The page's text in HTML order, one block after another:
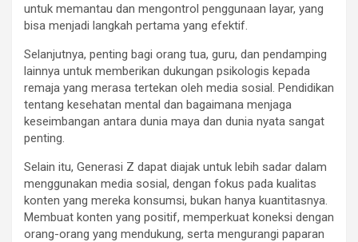
untuk memantau dan mengontrol penggunaan layar, yang
bisa menjadi langkah pertama yang efektif.
Selanjutnya, penting bagi orang tua, guru, dan pendamping
lainnya untuk memberikan dukungan psikologis kepada
remaja yang merasa tertekan oleh media sosial. Pendidikan
tentang kesehatan mental dan bagaimana menjaga
keseimbangan antara dunia maya dan dunia nyata sangat
penting.
Selain itu, Generasi Z dapat diajak untuk lebih sadar dalam
menggunakan media sosial, dengan fokus pada kualitas
konten yang mereka konsumsi, bukan hanya kuantitasnya.
Membuat konten yang positif, memperkuat koneksi dengan
orang-orang yang mendukung, serta mengurangi paparan